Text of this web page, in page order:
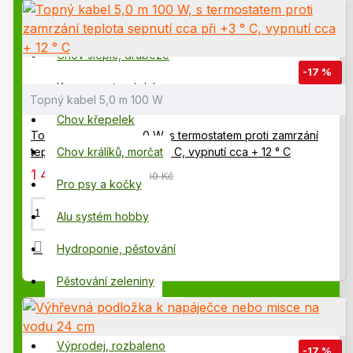
Zavlažovací systémy
Chov slepic, drůbeže
Komponenty závlahy
Chov křepelek
Chov králíků, morčat
Pro psy a kočky
Alu systém hobby
Hydroponie, pěstování
Pěstování zeleniny
Hydroponické potřeby
Výprodej, rozbaleno
Potřeby pro chovatele
, co upřednostňují nejšetrnější
chov slepic, holubů, kachen, krůt, hus, perliček a
křepelek.Náš výběr a doporučení pro přijatelnější
-17 %
Topný kabel 5,0 m 100 W
Topný kabel 5,0 m 100 W, s termostatem proti zamrzání
teplota sepnutí cca při +3 ° C, vypnutí cca + 12 ° C
1 445,00 Kč 1 745,00 Kč